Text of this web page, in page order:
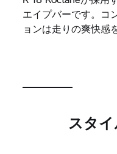
エイプバーです。コ
ョンは走りの爽快感
スタ